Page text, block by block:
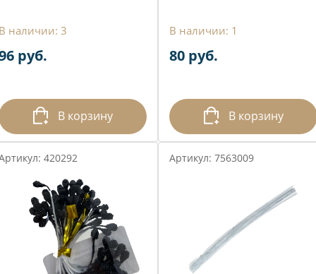
наличии: 3
руб.
В корзину
В наличии: 1
80 руб.
В корзину
420292 Артикул: 7563009